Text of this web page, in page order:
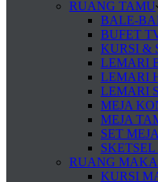
RUANG TAMU
BALE-
BUFET
KURSI &
LEMARI
LEMARI
LEMARI
MEJA
MEJA
SET
RUANG
KURSI